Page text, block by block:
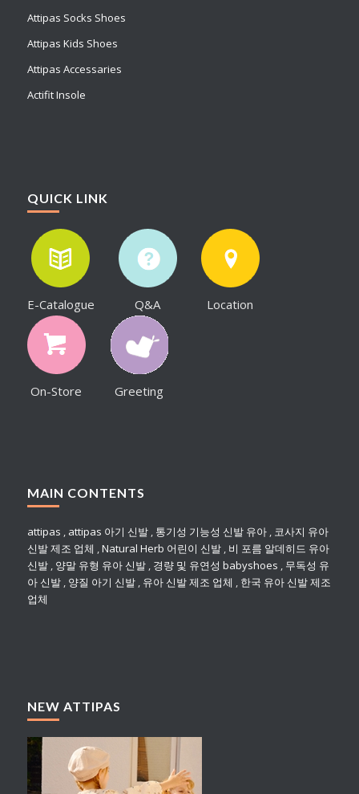
Attipas Socks Shoes
Attipas Kids Shoes
Attipas Accessaries
Actifit Insole
QUICK LINK
E-Catalogue Q&A Location
On-Store Greeting
MAIN CONTENTS
attipas , attipas 아기 신발, 통기성 기능성 신발 유아, 코사지 유아
신발 제조 업체 ,Natural Herb 어린이 신발, 비 포름 알데히드 유아
신발, 양말 유형 유아 신발, 경량 및 유연성 babyshoes , 무독성 유
아 신발, 양질 아기 신발, 유아 신발 제조 업체 , 한국 유아 신발 제조
업체
NEW ATTIPAS